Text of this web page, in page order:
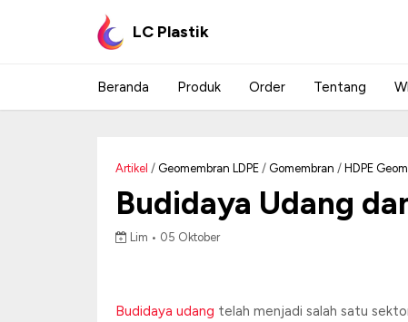
LC Plastik
Beranda Produk Order Tentang
Artikel / Geomembran LDPE / Gomembran / HDPE
Budidaya Udang
Lim • 05 Oktober
Budidaya udang telah menjadi salah satu